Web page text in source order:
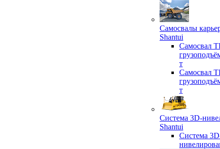
Самосвалы
Shantui
Самосвал
т
Самосвал
т
Система 3D-
Shantui
Система